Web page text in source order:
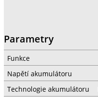
Parametry
Funkce
Napětí akumulátoru
Technologie akumulátoru